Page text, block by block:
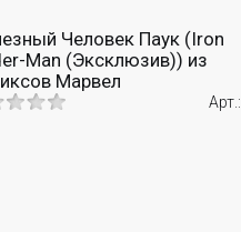
Человек Паук (Iron
Man (Эксклюзив)) из
Марвел
Арт.: